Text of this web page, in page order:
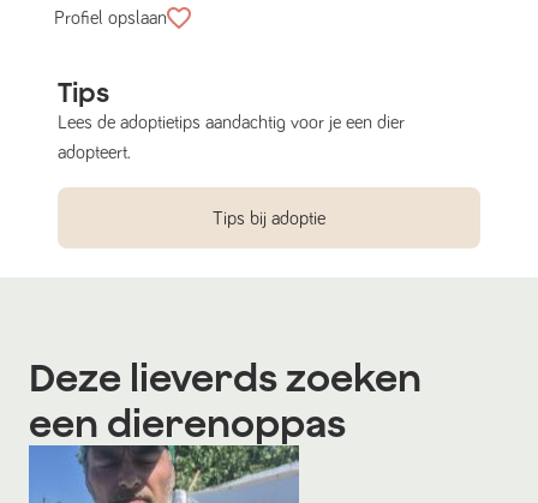
Profiel opslaan
Tips
Lees de adoptietips aandachtig voor je een dier
adopteert.
Tips bij adoptie
Deze lieverds zoeken
een dierenoppas